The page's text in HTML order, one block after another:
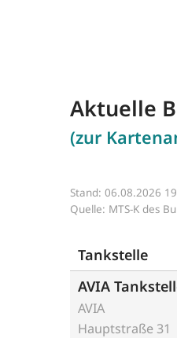
Aktuelle
(zur
Stand: 06.08.2026
Quelle: MTS-K des
Tankstelle
AVIA
AVIA
Hauptstraße 31